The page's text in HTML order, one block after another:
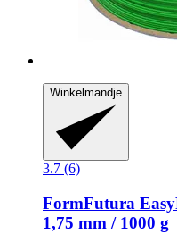
Winkelmandje
3.7 (6)
FormFutura
1,75 mm / 1000 g